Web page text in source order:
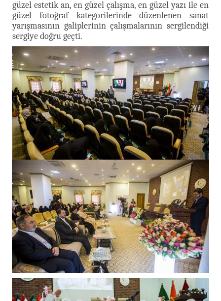
güzel estetik an, en güzel çalışma, en güzel yazı ile en
güzel fotoğraf kategorilerinde düzenlenen sanat
yarışmasının galiplerinin çalışmalarının sergilendiği
sergiye doğru geçti.